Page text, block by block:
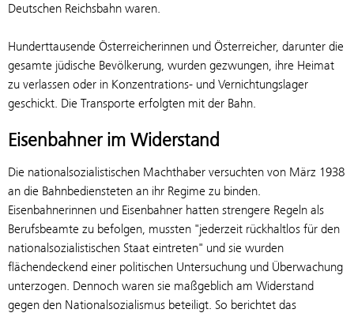
Deutschen Reichsbahn waren.
Hunderttausende Österreicherinnen und Österreicher, darunter die
gesamte jüdische Bevölkerung, wurden gezwungen, ihre Heimat
zu verlassen oder in Konzentrations- und Vernichtungslager
geschickt. Die Transporte erfolgten mit der Bahn.
Eisenbahner im Widerstand
Die nationalsozialistischen Machthaber versuchten von März 1938
an die Bahnbediensteten an ihr Regime zu binden.
Eisenbahnerinnen und Eisenbahner hatten strengere Regeln als
Berufsbeamte zu befolgen, mussten "jederzeit rückhaltlos für den
nationalsozialistischen Staat eintreten" und sie wurden
flächendeckend einer politischen Untersuchung und Überwachung
unterzogen. Dennoch waren sie maßgeblich am Widerstand
gegen den Nationalsozialismus beteiligt. So berichtet das